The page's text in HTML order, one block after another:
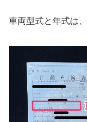
車両型式と年式は、